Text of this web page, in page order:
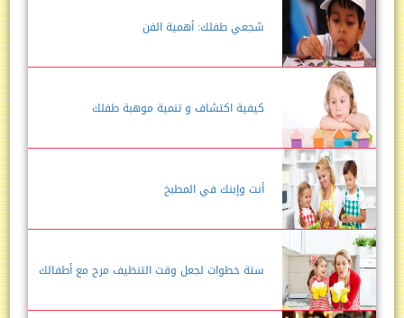
شجعي طفلك: أهمية الفن
كيفية اكتشاف و تنمية موهبة طفلك
أنت وإبنك في المطبخ
ستة خطوات لجعل وقت التنظيف مرح مع أطفالك